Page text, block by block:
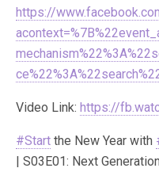
https://
Video Link: https://
#Start the New Year with
| S03E01: Next